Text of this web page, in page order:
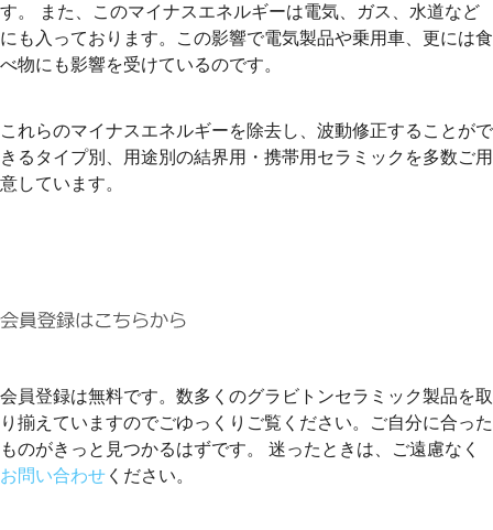
す。 また、このマイナスエネルギーは電気、ガス、水道など
にも入っております。この影響で電気製品や乗用車、更には食
べ物にも影響を受けているのです。
これらのマイナスエネルギーを除去し、波動修正することがで
きるタイプ別、用途別の結界用・携帯用セラミックを多数ご用
意しています。
会員登録は無料です。数多くのグラビトンセラミック製品を取
り揃えていますのでごゆっくりご覧ください。ご自分に合った
ものがきっと見つかるはずです。 迷ったときは、ご遠慮なく
お問い合わせ ください。